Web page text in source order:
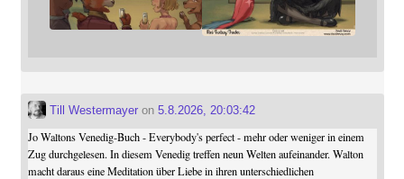
Till Westermayeron 5.8.2026, 20:03:42
Jo Waltons Venedig-Buch - Everybody's perfect - mehr oder weniger in einem
Zug durchgelesen. In diesem Venedig treffen neun Welten aufeinander. Walton
macht daraus eine Meditation über Liebe in ihren unterschiedlichen